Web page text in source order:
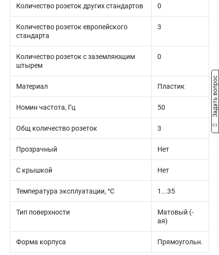
Количество розеток других стандартов 0
Количество розеток европейского
стандарта
3
Количество розеток с заземляющим
штырем
0
Материал Пластик
Номин частота, Гц 50
Общ количество розеток 3
Прозрачный Нет
С крышкой Нет
Температура эксплуатации, °C 1...35
Тип поверхности
Матовый (-
ая)
Форма корпуса Прямоугольн.
Задать вопрос